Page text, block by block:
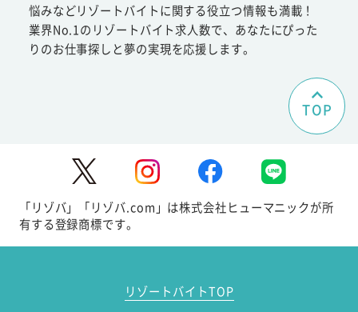
悩みなどリゾートバイトに関する役立つ情報も満載！
業界No.1のリゾートバイト求人数で、あなたにぴった
りのお仕事探しと夢の実現を応援します。
TOP
「リゾバ」「リゾバ.com」は株式会社ヒューマニックが所
有する登録商標です。
リゾートバイトTOP